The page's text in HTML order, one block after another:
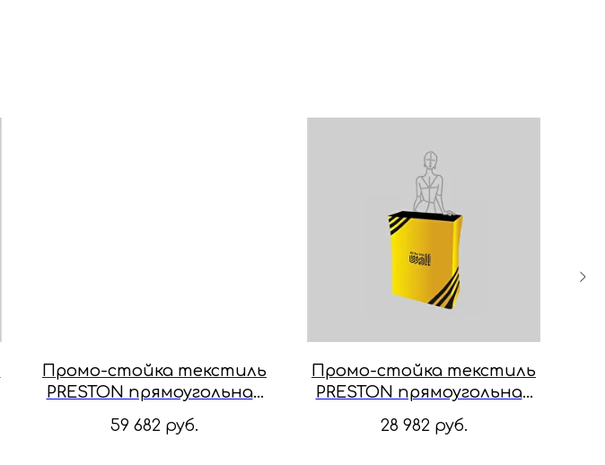
Промо-стойка текстиль
PRESTON прямоугольная
XXL 158x100x50 см
59 682 руб.
Промо-стойка текстиль
PRESTON прямоугольная
78x99x38 см
28 982 руб.